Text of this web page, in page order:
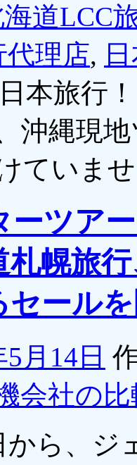
道LCC
代理店,
日本旅行
沖縄現
ていま
ーツア
幌旅
セール
月14日
会社の
から、